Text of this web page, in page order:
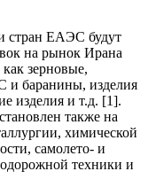
стран ЕАЭС будут
на рынок Ирана
зерновые,
и баранины, изделия
изделия и т.д. [1].
также на
химической
самолето- и
техники и